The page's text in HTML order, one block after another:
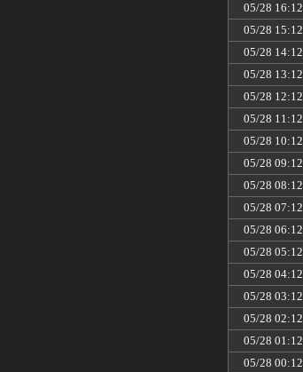
05/28 16:12
05/28 15:12
05/28 14:12
05/28 13:12
05/28 12:12
05/28 11:12
05/28 10:12
05/28 09:12
05/28 08:12
05/28 07:12
05/28 06:12
05/28 05:12
05/28 04:12
05/28 03:12
05/28 02:12
05/28 01:12
05/28 00:12